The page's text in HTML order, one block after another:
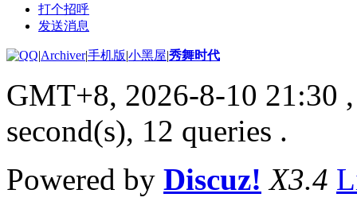
打个招呼
发送消息
|Archiver|手机版|小黑屋|秀舞时代
GMT+8, 2026-8-10 21:30
second(s), 12 queries .
Powered by Discuz! X3.4